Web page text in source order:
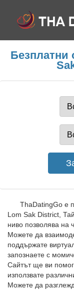
Безплатни
ThaDatingGo е
Lom Sak District,
ниво позволява на
Можете да
поддържате
запознаете с
Сайтът ще ви
използвате
Можете да